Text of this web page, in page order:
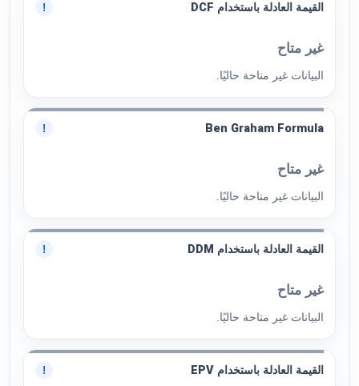
القيمة العادلة باستخدام DCF !
غير متاح
البيانات غير متاحة حاليًا.
Ben Graham Formula
!
غير متاح
البيانات غير متاحة حاليًا.
القيمة العادلة باستخدام DDM !
غير متاح
البيانات غير متاحة حاليًا.
القيمة العادلة باستخدام EPV !